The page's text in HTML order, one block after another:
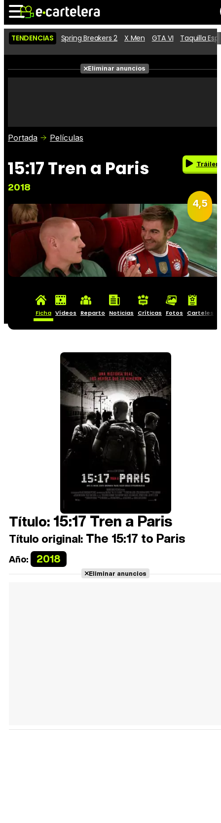
Noticias Cartelera
Películas
Críticas
TENDENCIAS Spring Breakers 2 X Men GTA VI Taquilla
Eliminar anuncios
Portada Películas
15:17 Tren a Paris
2018
Tráiler
4,5
Ficha Vídeos Reparto Noticias Críticas Fotos Carteles
Título:15:17 Tren a Paris
Título original: The 15:17 to Paris
Año: 2018
Eliminar anuncios